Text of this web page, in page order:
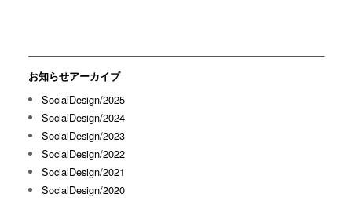
お知らせアーカイブ
SocialDesign/2025
SocialDesign/2024
SocialDesign/2023
SocialDesign/2022
SocialDesign/2021
SocialDesign/2020